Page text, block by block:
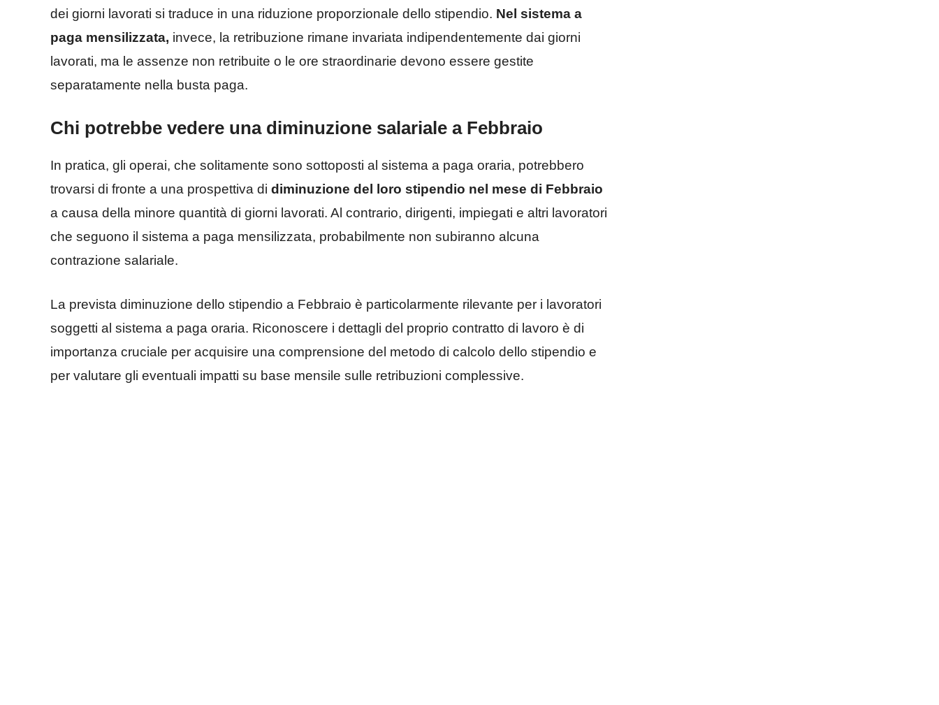
dei giorni lavorati si traduce in una riduzione proporzionale dello stipendio. Nel sistema a
paga mensilizzata, invece, la retribuzione rimane invariata indipendentemente dai giorni
lavorati, ma le assenze non retribuite o le ore straordinarie devono essere gestite
separatamente nella busta paga.
Chi potrebbe vedere una diminuzione salariale a Febbraio
In pratica, gli operai, che solitamente sono sottoposti al sistema a paga oraria, potrebbero
trovarsi di fronte a una prospettiva di diminuzione del loro stipendio nel mese di Febbraio
a causa della minore quantità di giorni lavorati. Al contrario, dirigenti, impiegati e altri lavoratori
che seguono il sistema a paga mensilizzata, probabilmente non subiranno alcuna
contrazione salariale.
La prevista diminuzione dello stipendio a Febbraio è particolarmente rilevante per i lavoratori
soggetti al sistema a paga oraria. Riconoscere i dettagli del proprio contratto di lavoro è di
importanza cruciale per acquisire una comprensione del metodo di calcolo dello stipendio e
per valutare gli eventuali impatti su base mensile sulle retribuzioni complessive.